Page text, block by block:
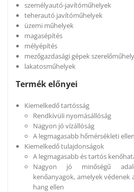
személyautó-javítóműhelyek
teherautó javítóműhelyek
üzemi műhelyek
magasépítés
mélyépítés
mezőgazdasági gépek
lakatosműhelyek
Termék előnyei
Kiemelkedő tartósság
Rendkívüli nyomásállóság
Nagyon jó vízállóság
A legmagasabb hőmérsékleti
Kiemelkedő tulajdonságok
A legmagasabb és tartós
Nagyon jó minőségű
kenőanyagok, amelyek védenek
hang ellen